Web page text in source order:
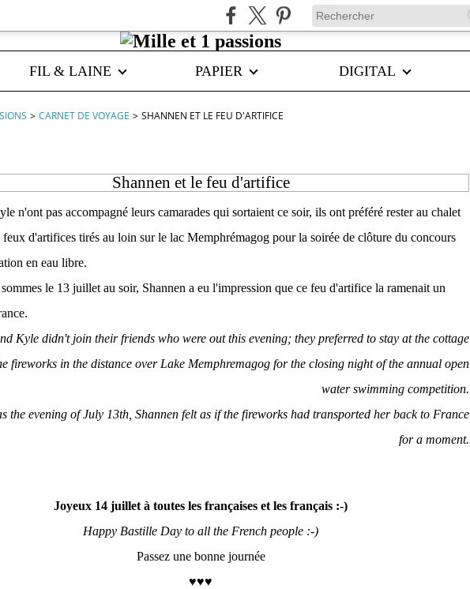
FIL & LAINE PAPIER DIGITAL
> CARNET DE VOYAGE > SHANNEN ET LE FEU D'ARTIFICE
Shannen et le feu d'artifice
n'ont pas accompagné leurs camarades qui sortaient ce soir, ils ont préféré rester au chalet
feux d'artifices tirés au loin sur le lac Memphrémagog pour la soirée de clôture du concours
en eau libre.
le 13 juillet au soir, Shannen a eu l'impression que ce feu d'artifice la ramenait un
Kyle didn't join their friends who were out this evening; they preferred to stay at the cottage
fireworks in the distance over Lake Memphremagog for the closing night of the annual open
water swimming competition.
the evening of July 13th, Shannen felt as if the fireworks had transported her back to France
for a moment.
Joyeux 14 juillet à toutes les françaises et les français :-)
Happy Bastille Day to all the French people :-)
Passez une bonne journée
♥♥♥